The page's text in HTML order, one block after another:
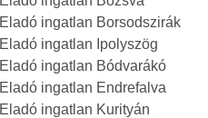
Eladó ingatlan Borsodszirák
Eladó ingatlan Ipolyszög
Eladó ingatlan Bódvarákó
Eladó ingatlan Endrefalva
Eladó ingatlan Kurityán